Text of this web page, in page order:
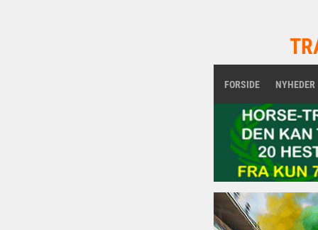
FORSIDE NYHEDER